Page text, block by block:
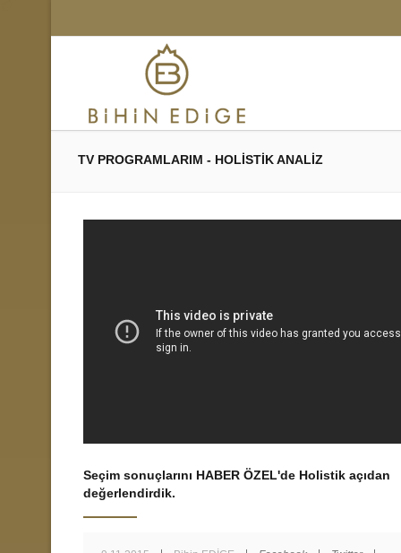
TV PROGRAMLARIM - HOLİSTİK ANALİZ
Seçim sonuçlarını HABER ÖZEL'de Holistik açıdan
değerlendirdik.